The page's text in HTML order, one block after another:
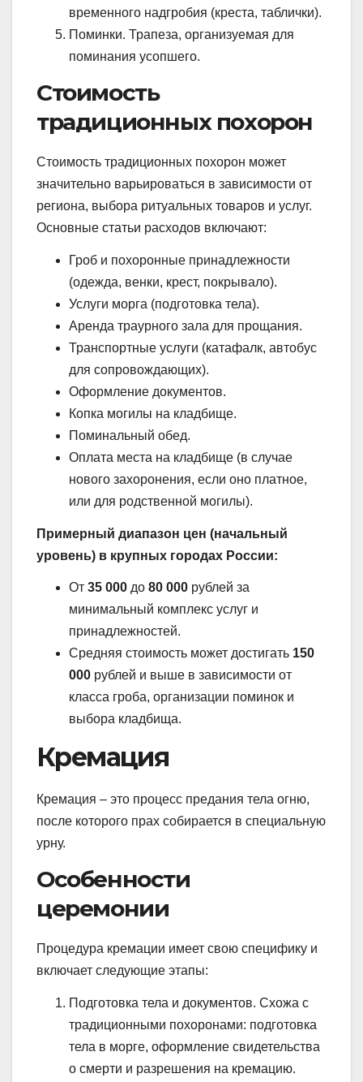
временного надгробия (креста, таблички).
Поминки. Трапеза, организуемая для
поминания усопшего.
Стоимость
традиционных похорон
Стоимость традиционных похорон может
значительно варьироваться в зависимости от
региона, выбора ритуальных товаров и услуг.
Основные статьи расходов включают:
Гроб и похоронные принадлежности
(одежда, венки, крест, покрывало).
Услуги морга (подготовка тела).
Аренда траурного зала для прощания.
Транспортные услуги (катафалк, автобус
для сопровождающих).
Оформление документов.
Копка могилы на кладбище.
Поминальный обед.
Оплата места на кладбище (в случае
нового захоронения, если оно платное,
или для родственной могилы).
Примерный диапазон цен (начальный
уровень) в крупных городах России:
От 35 000 до 80 000 рублей за
минимальный комплекс услуг и
принадлежностей.
Средняя стоимость может достигать 150
000 рублей и выше в зависимости от
класса гроба, организации поминок и
выбора кладбища.
Кремация
Кремация – это процесс предания тела огню,
после которого прах собирается в специальную
урну.
Особенности
церемонии
Процедура кремации имеет свою специфику и
включает следующие этапы:
Подготовка тела и документов. Схожа с
традиционными похоронами: подготовка
тела в морге, оформление свидетельства
о смерти и разрешения на кремацию.